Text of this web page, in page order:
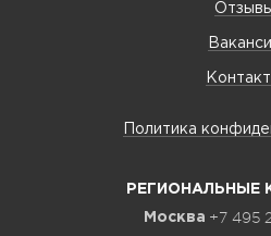
Политика
РЕГИОНАЛЬНЫЕ
Москва +7 495